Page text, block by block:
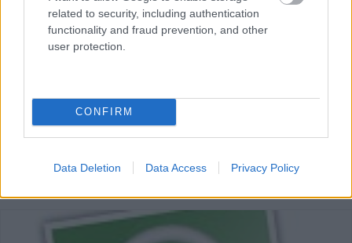
related to security, including authentication
functionality and fraud prevention, and other
user protection.
CONFIRM
Data Deletion Data Access Privacy Policy